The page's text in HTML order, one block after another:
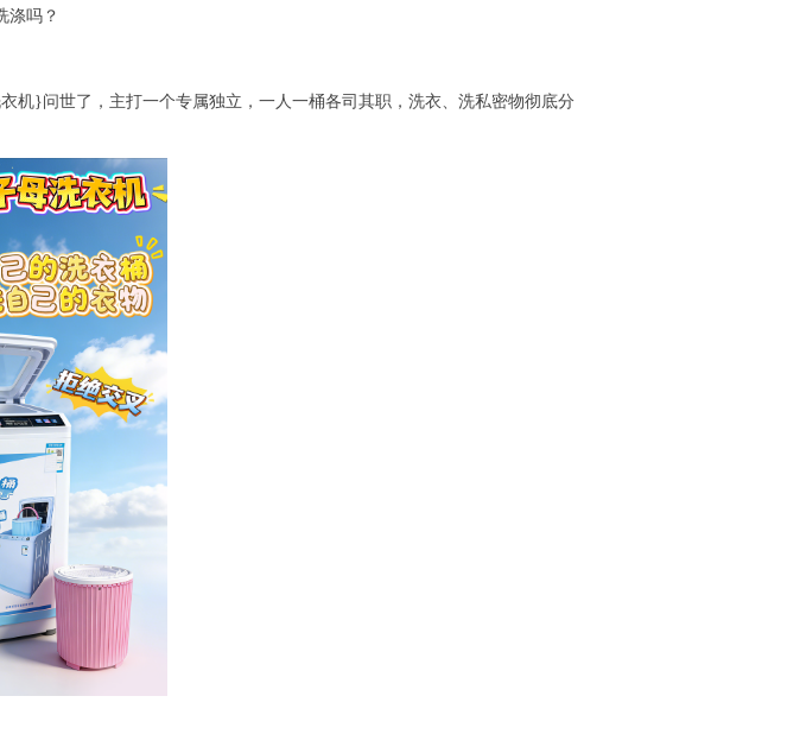
涤吗？
机}问世了，主打一个专属独立，一人一桶各司其职，洗衣、洗私密物彻底分